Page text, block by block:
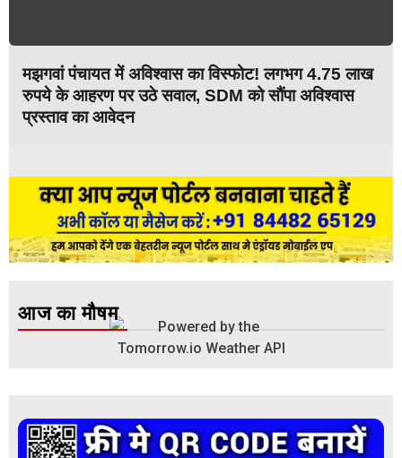
मझगवां पंचायत में अविश्वास का विस्फोट! लगभग 4.75 लाख
रुपये के आहरण पर उठे सवाल, SDM को सौंपा अविश्वास
प्रस्ताव का आवेदन
आज का मौषम